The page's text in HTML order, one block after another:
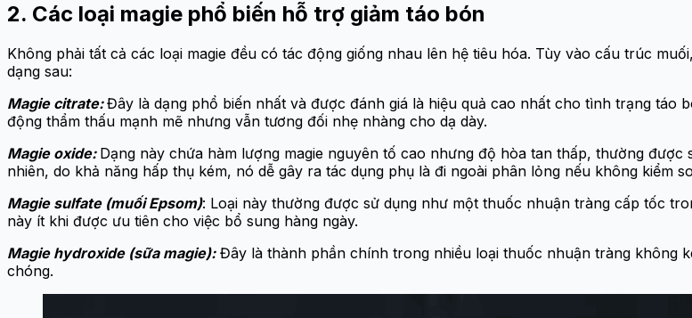
2. Các loại magie phổ biến hỗ trợ giảm táo bón
Không phải tất cả các loại magie đều có tác động giống nhau lên hệ tiêu hóa. Tùy vào cấu trúc
dạng sau:
Magie citrate:Đây là dạng phổ biến nhất và được đánh giá là hiệu quả cao nhất cho tình trạng
động thẩm thấu mạnh mẽ nhưng vẫn tương đối nhẹ nhàng cho dạ dày.
Magie oxide: Dạng này chứa hàm lượng magie nguyên tố cao nhưng độ hòa tan thấp, thường
nhiên, do khả năng hấp thụ kém, nó dễ gây ra tác dụng phụ là đi ngoài phân lỏng nếu không kiểm
Magie sulfate (muối Epsom): Loại này thường được sử dụng như một thuốc nhuận tràng cấp tốc
này ít khi được ưu tiên cho việc bổ sung hàng ngày.
Magie hydroxide (sữa magie):Đây là thành phần chính trong nhiều loại thuốc nhuận tràng không
chóng.